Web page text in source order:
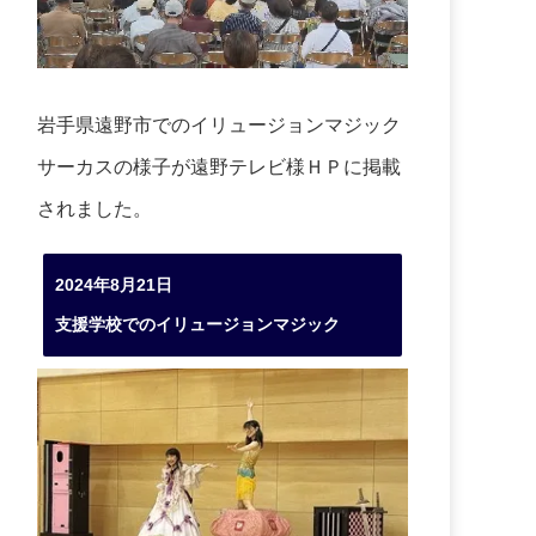
岩手県遠野市でのイリュージョンマジック
サーカスの様子が遠野テレビ様ＨＰに掲載
されました。
2024年8月21日
支援学校でのイリュージョンマジック